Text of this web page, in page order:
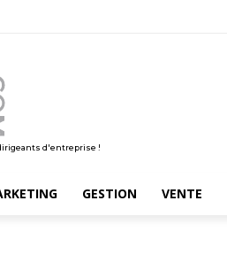
d'entreprise !
GESTION VENTE